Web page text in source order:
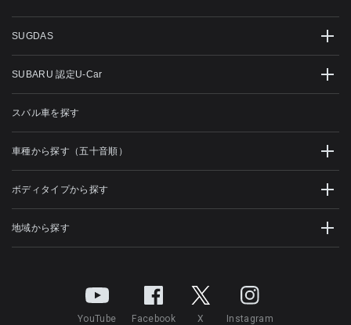
SUGDAS
SUBARU 認定U-Car
スバル車を探す
車種から探す（五十音順）
ボディタイプから探す
地域から探す
YouTube Facebook X Instagram